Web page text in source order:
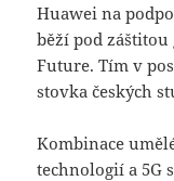
Huawei na
běží pod
Future. Tím v
stovka českých
Kombinace
technologií a 5G